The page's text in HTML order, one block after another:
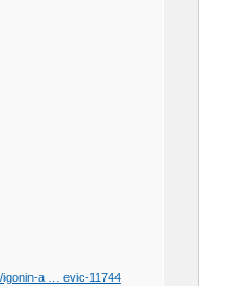
igonin-a … evic-11744